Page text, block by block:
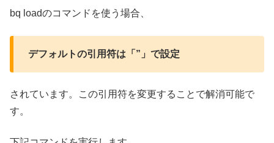
bq loadのコマンドを使う場合、
デフォルトの引用符は「”」で設定
されています。この引用符を変更することで解消可能で
す。